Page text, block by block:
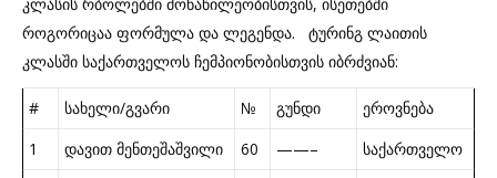
როგორიცაა ფორმულა და ლეგენდა. ტურინგ ლაითის
კლასში საქართველოს ჩემპიონობისთვის იბრძვიან:
# სახელი/გვარი № გუნდი
ეროვნება
1
დავით მენთეშაშვილი 60 ——– საქართველო